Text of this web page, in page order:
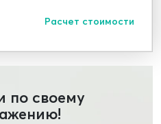
Расчет стоимости
по своему